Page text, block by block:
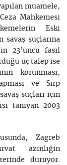
muamele,
Mahkemesi
Eski
savaş suçlarına
23’üncü fasıl
üç talep ise
korunması,
ve Sırp
suçları için
tanıyan 2003
Zagreb
azınlığın
duruyor.